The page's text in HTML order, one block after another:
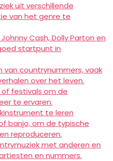
uit verschillende
van het genre te
Cash, Dolly Parton en
startpunt in
van countrynummers, vaak
over het leven.
festivals om de
te ervaren.
te leren
banjo, om de typische
reproduceren.
met anderen en
en nummers.